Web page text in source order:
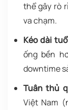
thể gây rò
va chạm.
Kéo dài
ống bền
downtime
Tuân thủ
Việt Nam